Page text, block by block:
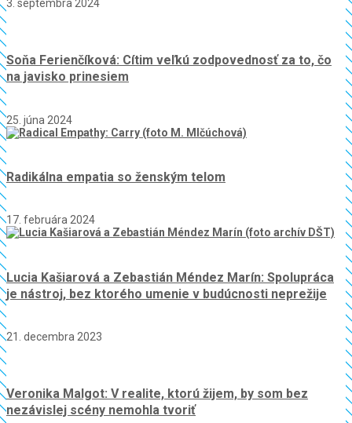
3. septembra 2024
Soňa Ferienčíková: Cítim veľkú zodpovednosť za to, čo
na javisko prinesiem
25. júna 2024
Radikálna empatia so ženským telom
17. februára 2024
Lucia Kašiarová a Zebastián Méndez Marín: Spolupráca
je nástroj, bez ktorého umenie v budúcnosti neprežije
21. decembra 2023
Veronika Malgot: V realite, ktorú žijem, by som bez
nezávislej scény nemohla tvoriť